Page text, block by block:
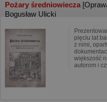
Pożary średniowiecza
Bogusław Ulicki
pięciu lat
z nimi,
większość
autorom i